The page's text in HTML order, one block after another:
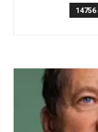
14756